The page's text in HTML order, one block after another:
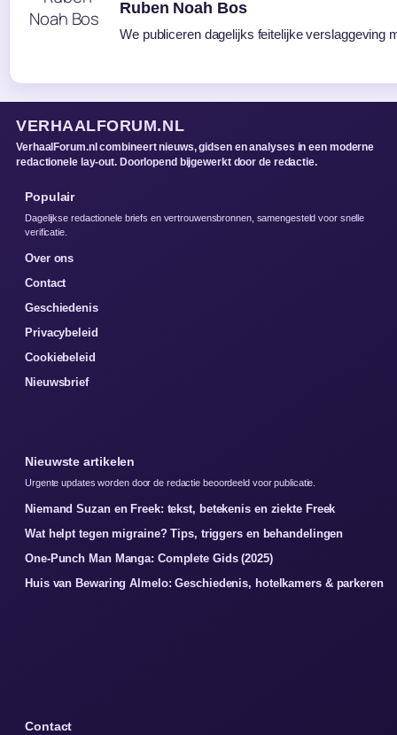
Ruben Noah Bos
We publiceren dagelijks feitelijke verslaggeving
VERHAALFORUM.NL
VerhaalForum.nl combineert nieuws, gidsen en analyses in een moderne
redactionele lay-out. Doorlopend bijgewerkt door de redactie.
Populair
Dagelijkse redactionele briefs en vertrouwensbronnen, samengesteld voor snelle
verificatie.
Over ons
Contact
Geschiedenis
Privacybeleid
Cookiebeleid
Nieuwsbrief
Nieuwste artikelen
Urgente updates worden door de redactie beoordeeld voor publicatie.
Niemand Suzan en Freek: tekst, betekenis en ziekte Freek
Wat helpt tegen migraine? Tips, triggers en behandelingen
One-Punch Man Manga: Complete Gids (2025)
Huis van Bewaring Almelo: Geschiedenis, hotelkamers & parkeren
Contact